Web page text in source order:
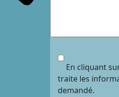
En cliquant
traite les
demandé.